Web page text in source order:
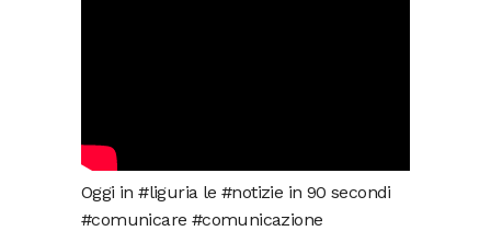
Oggi in #liguria le #notizie in 90 secondi
#comunicare #comunicazione